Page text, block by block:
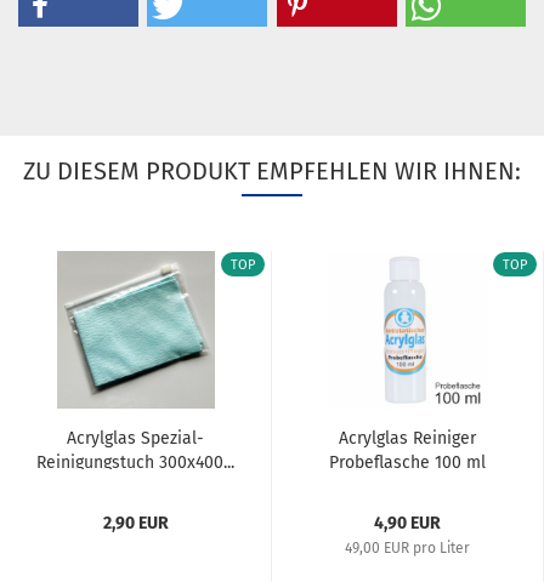
ZU DIESEM PRODUKT EMPFEHLEN WIR IHNEN:
TOP
Acrylglas Spezial-
Reinigungstuch 300x400...
2,90 EUR
TOP
Acrylglas Reiniger
Probeflasche 100 ml
4,90 EUR
49,00 EUR pro Liter